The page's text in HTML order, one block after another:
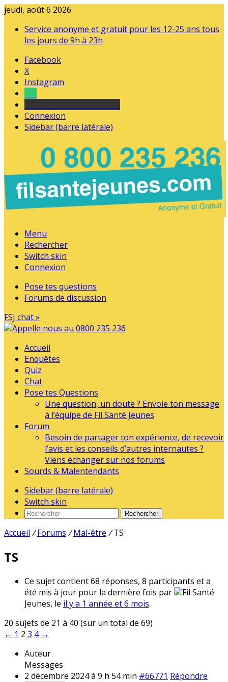
jeudi, août 6 2026
Service anonyme et gratuit pour les 12-25 ans tous
les jours de 9h à 23h
Facebook
X
Instagram
Connexion
Sidebar (barre latérale)
Menu
Rechercher
Switch skin
Connexion
Pose tes questions
Forums de discussion
FSJ chat »
Accueil
Enquêtes
Quiz
Chat
Pose tes Questions
Une question, un doute ? Envoie ton message
à l’équipe de Fil Santé Jeunes
Forum
Besoin de partager ton expérience, de recevoir
l’avis et les conseils d’autres internautes ?
Viens échanger sur nos forums
Sourds & Malentendants
Sidebar (barre latérale)
Switch skin
Rechercher
Accueil / Forums / Mal-être / TS
TS
Ce sujet contient 68 réponses, 8 participants et a
été mis à jour pour la dernière fois par
Fil Santé
Jeunes, le il y a 1 année et 6 mois.
20 sujets de 21 à 40 (sur un total de 69)
← 1 2 3 4 →
Auteur
Messages
2 décembre 2024 à 9 h 54 min #66771 Répondre